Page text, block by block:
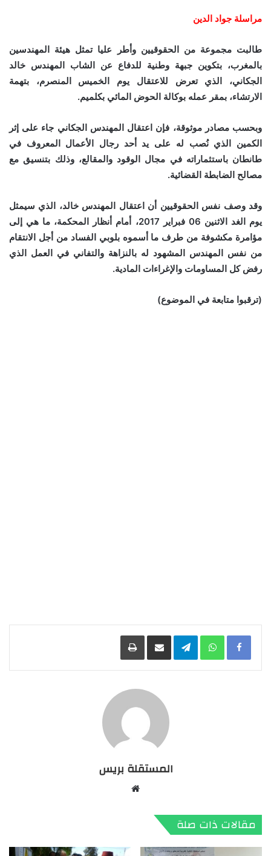
مراسلة جواد الدين
طالبت مجموعة من الحقوقيين وأطر عليا تمثل هيئة المهندسين
بالمغرب، بتكوين جبهة وطنية للدفاع عن الشاب المهندس خالد
الجكاني، الذي تعرض للاعتقال يوم الخميس المنصرم، بتهمة
الارتشاء، بمقر عمله بوكالة الحوض المائي بكلميم.
وبحسب مصادر موثوقة، فإن اعتقال المهندس الجكاني جاء على إثر
الكمين الذي نُصب له على يد أحد رجال الأعمال المعروف في
طانطان باستثماراته في مجال الوقود والمقالع، وذلك بتنسيق مع
مصالح الضابطة القضائية.
وقد وصف نفس الحقوقيين أن اعتقال المهندس خالد، الذي سيمثل
يوم الغد الاثنين 06 فبراير 2017، أمام أنظار المحكمة، ما هي إلى
مؤامرة مكشوفة من طرف ما أسموه بلوبي الفساد من أجل الانتقام
من نفس المهندس المشهود له بالنزاهة والتفاني في العمل الذي
رفض كل المساومات والإغراءات المادية.
(ترقبوا متابعة في الموضوع)
Facebook
WhatsApp
Telegramمشاركة عبر البريد طباعة
المستقلة بريس
مقالات ذات صلة